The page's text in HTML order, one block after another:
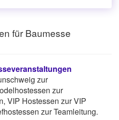
für Baumesse
zur
zur
VIP Hostessen zur VIP
zur Teamleitung.